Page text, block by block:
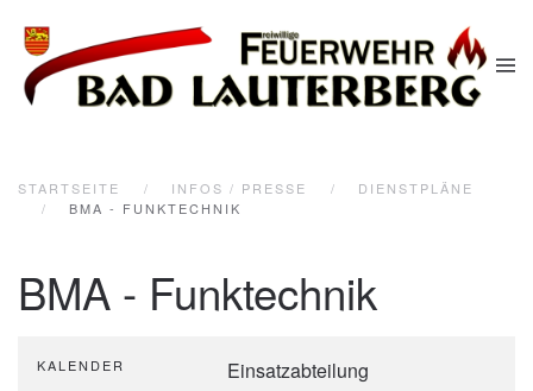
Zum Hauptinhalt springen
STARTSEITE INFOS / PRESSE
DIENSTPLÄNE
BMA - FUNKTECHNIK
BMA - Funktechnik
KALENDER Einsatzabteilung